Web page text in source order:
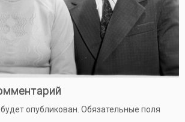
опубликован. Обязательные поля